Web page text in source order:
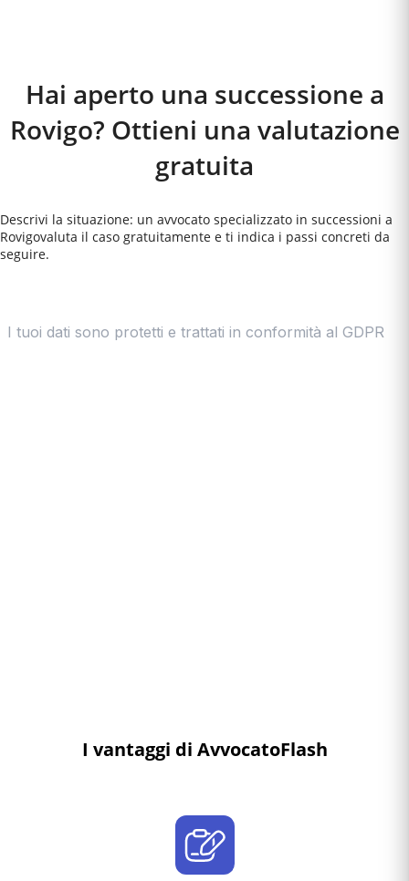
Hai aperto una successione a
Rovigo? Ottieni una valutazione
gratuita
Descrivi la situazione: un avvocato specializzato in successioni a
Rovigovaluta il caso gratuitamente e ti indica i passi concreti da
seguire.
I vantaggi di AvvocatoFlash